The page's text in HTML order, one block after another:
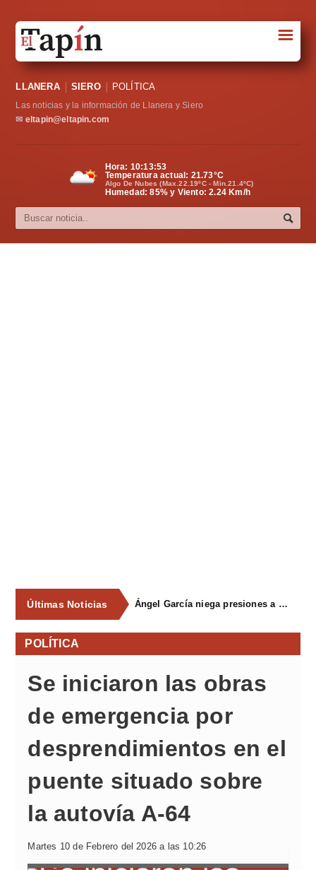
Sociedad
Política
Cultura
☰
LLANERA SIERO POLÍTICA
Las noticias y la información de Llanera y Siero
✉ eltapin@eltapin.com
Hora: 10:13:54
Temperatura actual: 21.73°C
Algo De Nubes (Max.22.19ºC - Min.21.4ºC)
Humedad: 85% y Viento: 2.24 Km/h
Últimas Noticias Ángel García niega presiones a comercios y asegura que el Ayuntamiento cumple "de manera muy rigurosa" la Ley de Contratos
POLÍTICA
Se iniciaron las obras
de emergencia por
desprendimientos en el
puente situado sobre
la autovía A-64
Martes 10 de Febrero del 2026 a las 10:26